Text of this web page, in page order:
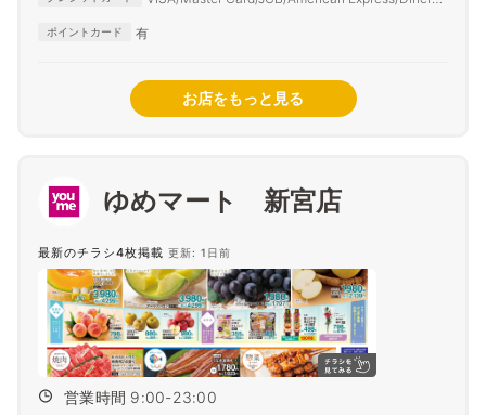
ポイントカード 有
お店をもっと見る
ゆめマート 新宮店
最新のチラシ4枚掲載 更新: 1日前
営業時間 9:00-23:00